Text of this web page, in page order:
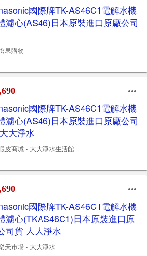
國際牌TK-AS46C1電解水機
濾心(AS46)日本原裝進口原廠公司
果購物
國際牌TK-AS46C1電解水機
濾心(AS46)日本原裝進口原廠公司
大淨水
皮商城 - 大大淨水生活館
國際牌TK-AS46C1電解水機
濾心(TKAS46C1)日本原裝進口原
司貨 大大淨水
天市場 - 大大淨水